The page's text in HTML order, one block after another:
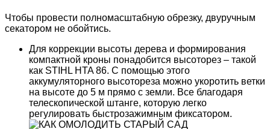
Чтобы провести полномасштабную обрезку, двуручным
секатором не обойтись.
Для коррекции высоты дерева и формирования
компактной кроны понадобится высоторез – такой
как STIHL HTA 86. С помощью этого
аккумуляторного высотореза можно укоротить ветки
на высоте до 5 м прямо с земли. Все благодаря
телескопической штанге, которую легко
регулировать быстрозажимным фиксатором.